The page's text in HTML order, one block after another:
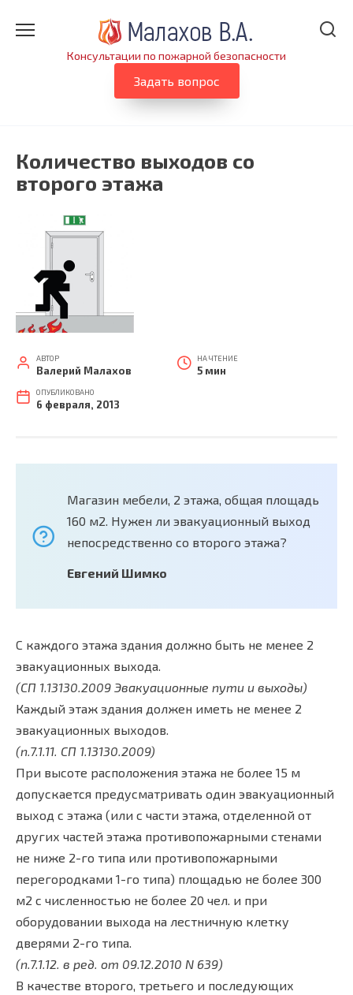
Консультации по пожарной безопасности
Задать вопрос
Количество выходов со
второго этажа
АВТОР
Валерий Малахов
НА ЧТЕНИЕ
5 мин
ОПУБЛИКОВАНО
6 февраля, 2013
Магазин мебели, 2 этажа, общая площадь
160 м2. Нужен ли эвакуационный выход
непосредственно со второго этажа?
Евгений Шимко
С каждого этажа здания должно быть не менее 2
эвакуационных выхода.
(СП 1.13130.2009 Эвакуационные пути и выходы)
Каждый этаж здания должен иметь не менее 2
эвакуационных выходов.
(п.7.1.11. СП 1.13130.2009)
При высоте расположения этажа не более 15 м
допускается предусматривать один эвакуационный
выход с этажа (или с части этажа, отделенной от
других частей этажа противопожарными стенами
не ниже 2-го типа или противопожарными
перегородками 1-го типа) площадью не более 300
м2 с численностью не более 20 чел. и при
оборудовании выхода на лестничную клетку
дверями 2-го типа.
(п.7.1.12. в ред. от 09.12.2010 N 639)
В качестве второго, третьего и последующих